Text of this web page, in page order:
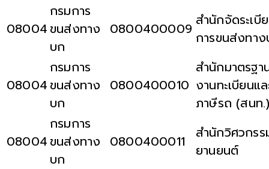
08004
กรมการ
ขนส่งทาง
บก
0800400009 สำนักจัดระเบี
การขนส่งทา
08004
กรมการ
ขนส่งทาง
บก
0800400010
สำนักมาตรฐา
งานทะเบียนแ
ภาษีรถ (สนท
08004
กรมการ
ขนส่งทาง
บก
0800400011
สำนักวิศวกรร
ยานยนต์